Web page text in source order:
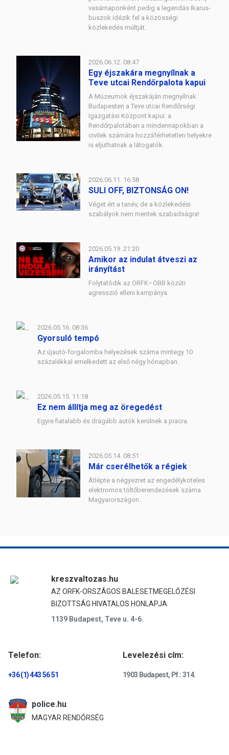
vasárnaponként pedig a legendás Ikarus-
buszok idézik fel a közösségi
közlekedés múltját.
2026.06.12. 08:47
Egy éjszakára megnyílnak a
Teve utcai Rendőrpalota kapui
A Múzeumok éjszakáján megnyílnak
Budapesten a Teve utcai Rendőrségi
Igazgatási Központ kapui: a
Rendőrpalotában a mindennapokban a
civilek számára hozzáférhetetlen helyekre
is eljuthatnak a látogatók.
2026.06.11. 16:58
SULI OFF, BIZTONSÁG ON!
Véget ért a tanév, de a közlekedési
szabályok nem mentek szabadságra!
2026.05.19. 21:20
Amikor az indulat átveszi az
irányítást
Folytatódik az ORFK–OBB közúti
agresszió elleni kampánya.
2026.05.16. 08:36
Gyorsuló tempó
Az újautó-forgalomba helyezések száma mintegy 10
százalékkal emelkedett az első négy hónapban.
2026.05.15. 11:18
Ez nem állítja meg az öregedést
Egyre fiatalabb és drágább autók kerülnek a piacra.
2026.05.14. 08:51
Már cserélhetők a régiek
Átlépte a négyezret az engedélyköteles
elektromos töltőberendezések száma
Magyarországon.
kreszvaltozas.hu
AZ ORFK-ORSZÁGOS BALESETMEGELŐZÉSI
BIZOTTSÁG HIVATALOS HONLAPJA
1139 Budapest, Teve u. 4-6.
Telefon:
+36 (1) 443 56 51
Levelezési cím:
1903 Budapest, Pf.: 314.
police.hu
MAGYAR RENDŐRSÉG